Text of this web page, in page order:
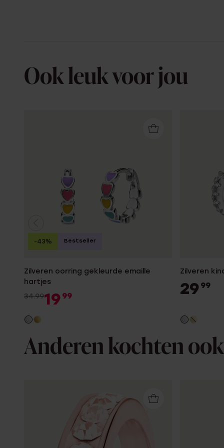
Ook leuk voor jou
Zilveren oorring gekleurde emaille
hartjes
34.9919 99
-43% Bestseller
Zilveren
29 99
Anderen kochten ook